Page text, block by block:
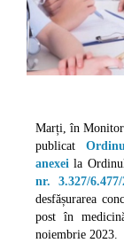
Marți, în
publicat
anexei la
nr. 3.327/6.477/
desfășurarea
post în
noiembrie 2023.